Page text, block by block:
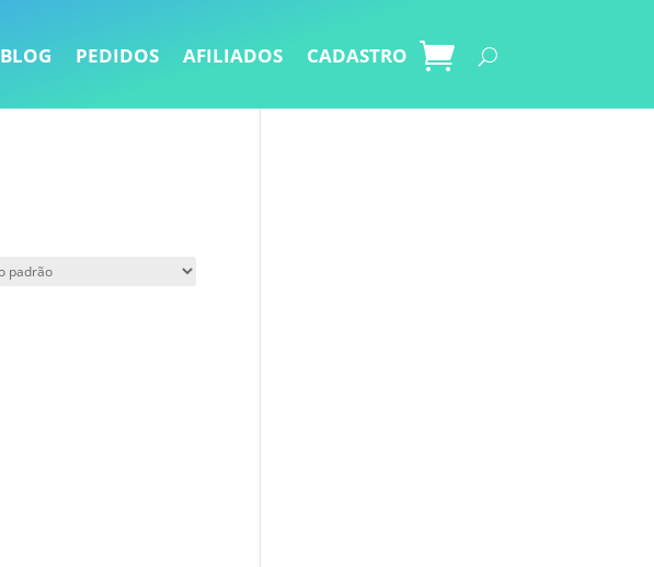
BLOG PEDIDOS AFILIADOS CADASTRO